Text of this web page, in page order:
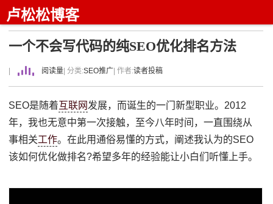
卢松松博客
一个不会写代码的纯SEO优化排名方法
阅读量 | 分类:SEO推广 | 作者:读者投稿
SEO是随着互联网 发展，而诞生的一门新型职业。2012
年，我也无意中第一次接触，至今八年时间，一直围绕从
事相关工作。在此用通俗易懂的方式，阐述我认为的SEO
该如何优化做排名?希望多年的经验能让小白们听懂上手。